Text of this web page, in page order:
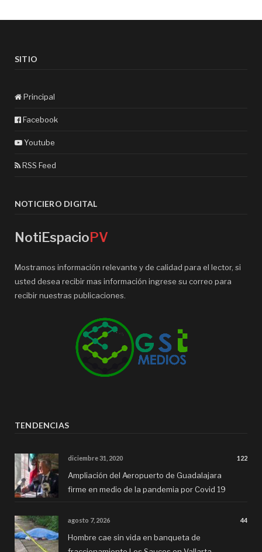
SITIO
Principal
Facebook
Youtube
RSS Feed
NOTICIERO DIGITAL
NotiEspacioPV
Mostramos información relevante y de calidad para el lector, si
usted desea recibir mas información ingrese su correo para
recibir nuestras publicaciones.
TENDENCIAS
diciembre 31, 2020 122
Ampliación del Aeropuerto de Guadalajara
firme en medio de la pandemia por Covid 19
agosto 7, 2026 44
Hombre cae sin vida en banqueta de